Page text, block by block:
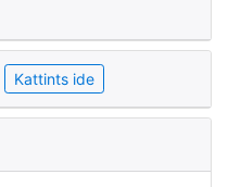
Kattints ide